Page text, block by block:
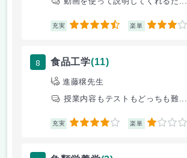
充実 4.5 楽単 3
8 食品工学(11)
進藤穣先生
授業内容もテストもどっちも難...
充実 4 楽単 1